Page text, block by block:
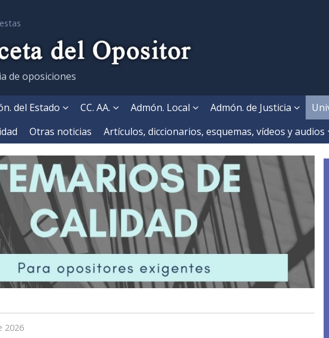
de oposiciones
del Estado CC. AA. Admón. Local Admón. de Justicia
Otras noticias Artículos, diccionarios, esquemas, vídeos y audios
2026